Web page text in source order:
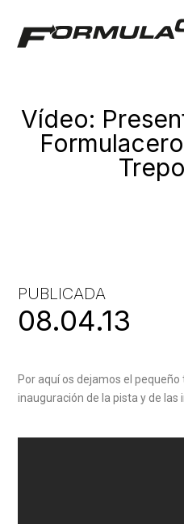
Vídeo:
PUBLICADA
08.04.13
Por aquí os dejamos el
inauguración de la pista y de